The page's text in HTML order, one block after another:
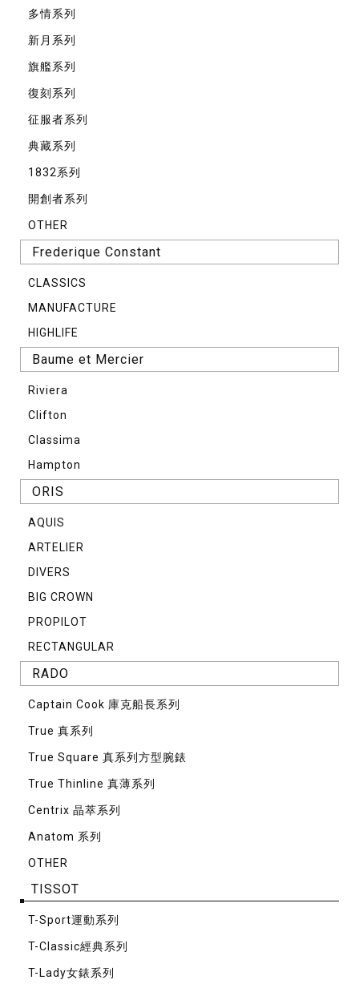
多情系列
新月系列
旗艦系列
復刻系列
征服者系列
典藏系列
1832系列
開創者系列
OTHER
Frederique Constant
CLASSICS
MANUFACTURE
HIGHLIFE
Baume et Mercier
Riviera
Clifton
Classima
Hampton
ORIS
AQUIS
ARTELIER
DIVERS
BIG CROWN
PROPILOT
RECTANGULAR
RADO
Captain Cook 庫克船長系列
True 真系列
True Square 真系列方型腕錶
True Thinline 真薄系列
Centrix 晶萃系列
Anatom 系列
OTHER
TISSOT
T-Sport運動系列
T-Classic經典系列
T-Lady女錶系列